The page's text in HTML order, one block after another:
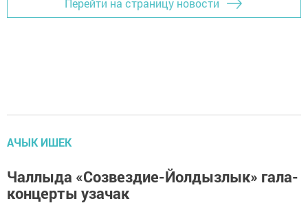
Перейти на страницу новости
АЧЫК ИШЕК
Чаллыда «Созвездие-Йолдызлык» гала-
концерты узачак